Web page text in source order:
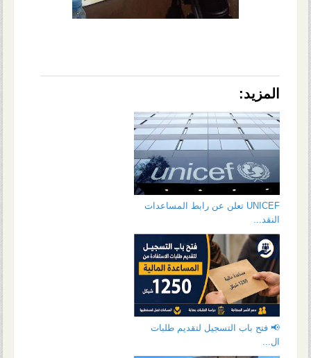
المزيد:
UNICEF تعلن عن رابط المساعدات
النقد...
📢 فتح باب التسجيل لتقديم طلبات
ال...